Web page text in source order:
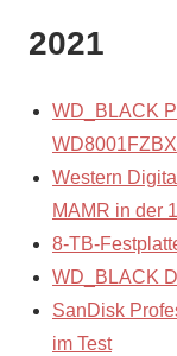
2021
WD_BLACK
Western
MAMR in der
8-TB-
WD_BLACK
SanDisk
im Test